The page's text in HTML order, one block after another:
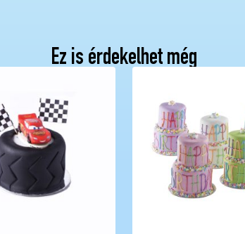
Ez is érdekelhet még